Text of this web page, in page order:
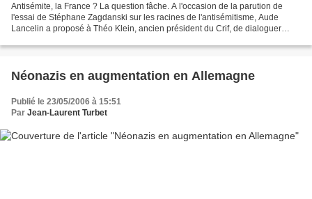
Antisémite, la France ? La question fâche. A l'occasion de la parution de
l'essai de Stéphane Zagdanski sur les racines de l'antisémitisme, Aude
Lancelin a proposé à Théo Klein, ancien président du Crif, de dialoguer
Néonazis en augmentation en Allemagne
Publié le 23/05/2006 à 15:51
Par Jean-Laurent Turbet